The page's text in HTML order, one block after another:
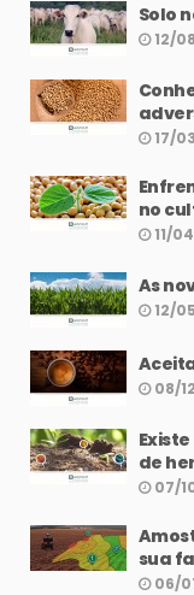
Solo
12/
17/
no
11/
As
12/
08/
de
07/
sua
06/